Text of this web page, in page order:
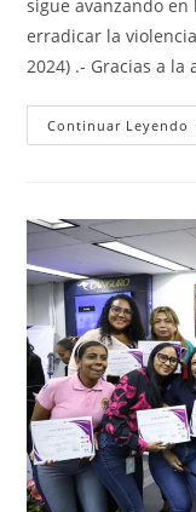
sigue avanzando
erradicar la
2024) .- Gracias a
Continuar Leyendo